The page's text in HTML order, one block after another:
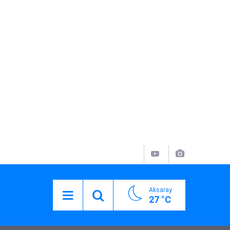
Aksaray
27 °C